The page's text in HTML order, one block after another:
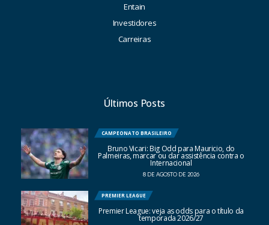
Entain
Investidores
Carreiras
Últimos Posts
CAMPEONATO BRASILEIRO
Bruno Vicari: Big Odd para Mauricio, do
Palmeiras, marcar ou dar assistência contra o
Internacional
8 DE AGOSTO DE 2026
PREMIER LEAGUE
Premier League: veja as odds para o título da
temporada 2026/27